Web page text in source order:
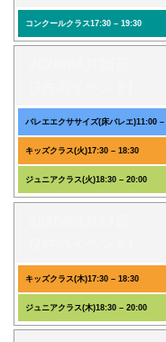
コンクールクラス17:30 – 19:30
バレエエクササイズ(床バレエ)11:00 –
キッズクラス(火)17:30 – 18:30
ジュニアクラス(火)18:30 – 20:00
キッズクラス(木)17:30 – 18:30
ジュニアクラス(木)18:30 – 20:00